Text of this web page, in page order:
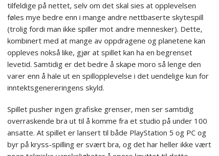
tilfeldige på nettet, selv om det skal sies at opplevelsen
føles mye bedre enn i mange andre nettbaserte skytespill
(trolig fordi man ikke spiller mot andre mennesker). Dette,
kombinert med at mange av oppdragene og planetene kan
oppleves nokså like, gjør at spillet kan ha en begrenset
levetid. Samtidig er det bedre å skape moro så lenge den
varer enn å hale ut en spillopplevelse i det uendelige kun for
inntektsgenereringens skyld.
Spillet pusher ingen grafiske grenser, men ser samtidig
overraskende bra ut til å komme fra et studio på under 100
ansatte. At spillet er lansert til både PlayStation 5 og PC og
byr på kryss-spilling er svært bra, og det har heller ikke vært